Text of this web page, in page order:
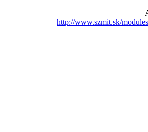
http://www.szmit.sk/